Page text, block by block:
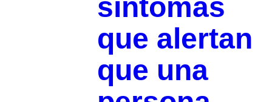
síntomas
que alertan
que una